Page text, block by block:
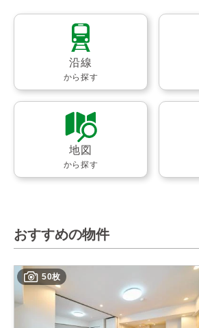
沿線
から探す
地図
から探す
おすすめの物件
50枚